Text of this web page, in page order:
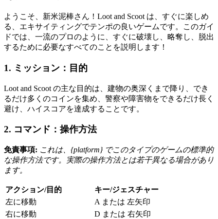
ようこそ、新米泥棒さん！Loot and Scoot は、すぐに楽しめ
る、エキサイティングでテンポの良いゲームです。このガイ
ドでは、一流のプロのように、すぐに破壊し、略奪し、脱出
するために必要なすべてのことを説明します！
1. ミッション：目的
Loot and Scoot の主な目的は、建物の奥深くまで降り、でき
るだけ多くのコインを集め、警察や障害物をできるだけ長く
避け、ハイスコアを達成することです。
2. コマンド：操作方法
免責事項: これは、{platform} でこのタイプのゲームの標準的
な操作方法です。実際の操作方法とは若干異なる場合があり
ます。
アクション/目的
キー/ジェスチャー
左に移動
A または 左矢印
右に移動
D または 右矢印